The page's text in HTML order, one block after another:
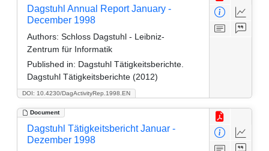
DOI: 10.4230/DagActivityRep.1998.EN
Dagstuhl Annual Report January -
December 1998
Authors: Schloss Dagstuhl - Leibniz-
Zentrum für Informatik
Published in: Dagstuhl Tätigkeitsberichte.
Dagstuhl Tätigkeitsberichte (2012)
Document
Dagstuhl Tätigkeitsbericht Januar -
Dezember 1998